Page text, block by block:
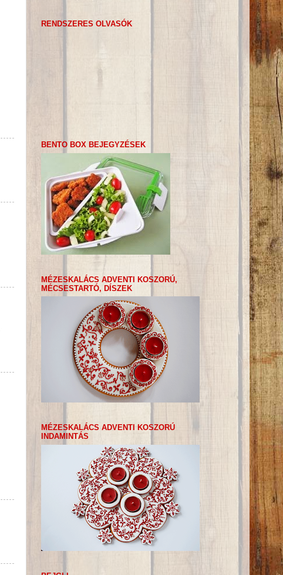
RENDSZERES OLVASÓK
BENTO BOX BEJEGYZÉSEK
MÉZESKALÁCS ADVENTI KOSZORÚ,
MÉCSESTARTÓ, DÍSZEK
MÉZESKALÁCS ADVENTI KOSZORÚ
INDAMINTÁS